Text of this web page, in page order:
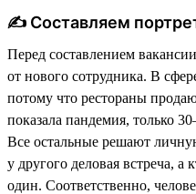
✍️ Составляем
Перед составлением
от нового сотрудника. В
потому что рестораны
показала пандемия, только
Все остальные решают
у другого деловая встреча, а
один. Соответственно,